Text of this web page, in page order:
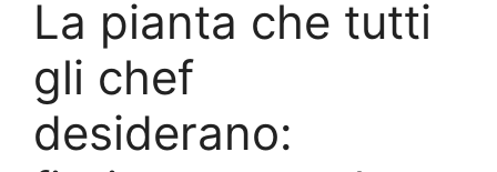
La pianta che tutti
gli chef
desiderano: